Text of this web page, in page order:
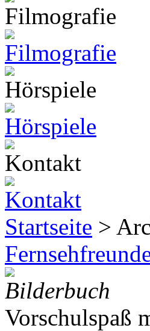
Startseite >
Bilderbuch
Vorschulspaß